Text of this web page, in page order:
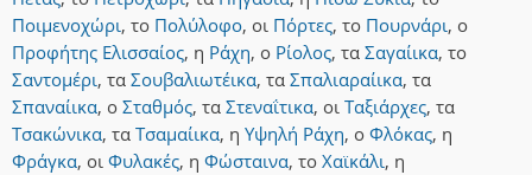
Ποιμενοχώρι, το Πολύλοφο, οι Πόρτες, το Πουρνάρι, ο
Προφήτης Ελισσαίος, η Ράχη, ο Ρίολος, τα Σαγαίικα, το
Σαντομέρι, τα Σουβαλιωτέικα, τα Σπαλιαραίικα, τα
Σπαναίικα, ο Σταθμός, τα Στεναΐτικα, οι Ταξιάρχες, τα
Τσακώνικα, τα Τσαμαίικα, η Υψηλή Ράχη, ο Φλόκας, η
Φράγκα, οι Φυλακές, η Φώσταινα, το Χαϊκάλι, η